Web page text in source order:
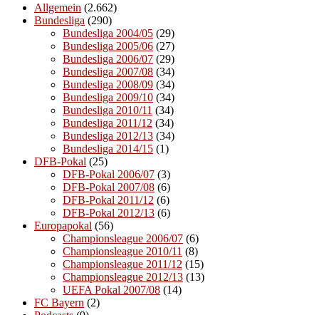
Allgemein (2.662)
Bundesliga (290)
Bundesliga 2004/05 (29)
Bundesliga 2005/06 (27)
Bundesliga 2006/07 (29)
Bundesliga 2007/08 (34)
Bundesliga 2008/09 (34)
Bundesliga 2009/10 (34)
Bundesliga 2010/11 (34)
Bundesliga 2011/12 (34)
Bundesliga 2012/13 (34)
Bundesliga 2014/15 (1)
DFB-Pokal (25)
DFB-Pokal 2006/07 (3)
DFB-Pokal 2007/08 (6)
DFB-Pokal 2011/12 (6)
DFB-Pokal 2012/13 (6)
Europapokal (56)
Championsleague 2006/07 (6)
Championsleague 2010/11 (8)
Championsleague 2011/12 (15)
Championsleague 2012/13 (13)
UEFA Pokal 2007/08 (14)
FC Bayern (2)